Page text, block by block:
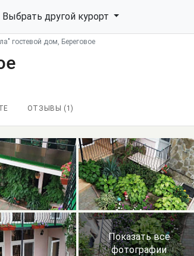
Выбрать другой курорт
гостевой дом, Береговое
ОТЗЫВЫ ( 1)
Показать все
фотографии